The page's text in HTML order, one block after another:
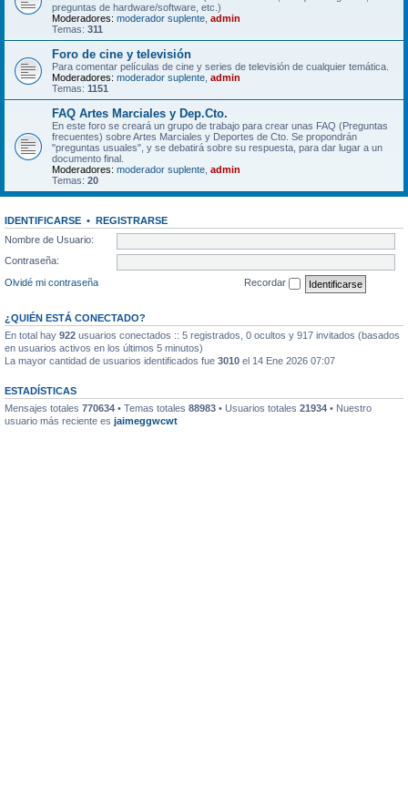
preguntas de hardware/software, etc.)
Moderadores: moderador suplente admin
Temas: 311
Foro de cine y televisión
Para comentar películas de cine y series de televisión de cualquier temática.
Moderadores: moderador suplente admin
Temas: 1151
FAQ Artes Marciales y Dep.Cto.
En este foro se creará un grupo de trabajo para crear unas FAQ (Preguntas
frecuentes) sobre Artes Marciales y Deportes de Cto. Se propondrán
"preguntas usuales", y se debatirá sobre su respuesta, para dar lugar a un
documento final.
Moderadores: moderador suplente admin
Temas: 20
IDENTIFICARSE • REGISTRARSE
Nombre de Usuario:
Contraseña:
Olvidé mi contraseña
Recordar
¿QUIÉN ESTÁ CONECTADO?
En total hay 922 usuarios conectados :: 5 registrados, 0 ocultos y 917 invitados (basados
en usuarios activos en los últimos 5 minutos)
La mayor cantidad de usuarios identificados fue 3010 el 14 Ene 2026 07:07
ESTADÍSTICAS
Mensajes totales 770634 • Temas totales 88983 • Usuarios totales 21934 • Nuestro
usuario más reciente es jaimeggwcwt